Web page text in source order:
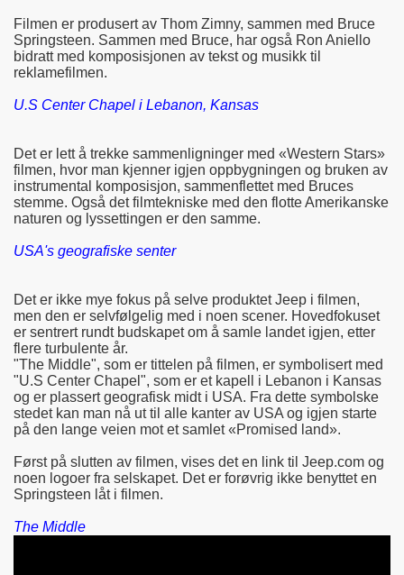
Filmen er produsert av Thom Zimny, sammen med Bruce
Springsteen. Sammen med Bruce, har også Ron Aniello
bidratt med komposisjonen av tekst og musikk til
reklamefilmen.
U.S Center Chapel i Lebanon, Kansas
Det er lett å trekke sammenligninger med «Western Stars»
filmen, hvor man kjenner igjen oppbygningen og bruken av
instrumental komposisjon, sammenflettet med Bruces
stemme. Også det filmtekniske med den flotte Amerikanske
naturen og lyssettingen er den samme.
USA's geografiske senter
Det er ikke mye fokus på selve produktet Jeep i filmen,
men den er selvfølgelig med i noen scener. Hovedfokuset
er sentrert rundt budskapet om å samle landet igjen, etter
flere turbulente år.
"The Middle", som er tittelen på filmen, er symbolisert med
"U.S Center Chapel", som er et kapell i Lebanon i Kansas
og er plassert geografisk midt i USA. Fra dette symbolske
stedet kan man nå ut til alle kanter av USA og igjen starte
på den lange veien mot et samlet «Promised land».
Først på slutten av filmen, vises det en link til Jeep.com og
noen logoer fra selskapet. Det er forøvrig ikke benyttet en
Springsteen låt i filmen.
The Middle